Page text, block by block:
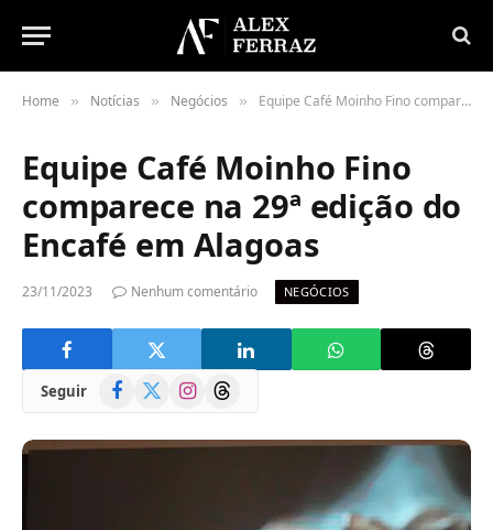
Home » Notícias » Negócios » Equipe Café Moinho Fino comparece na 29ª edição do Encafé em Alagoas
Equipe Café Moinho Fino
comparece na 29ª edição do
Encafé em Alagoas
23/11/2023 Nenhum comentário NEGÓCIOS
Seguir Facebook
(Twitter)
InstagramThreads